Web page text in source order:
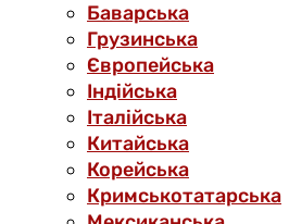
Баварська
Грузинська
Європейська
Індійська
Італійська
Китайська
Корейська
Кримськотатарська